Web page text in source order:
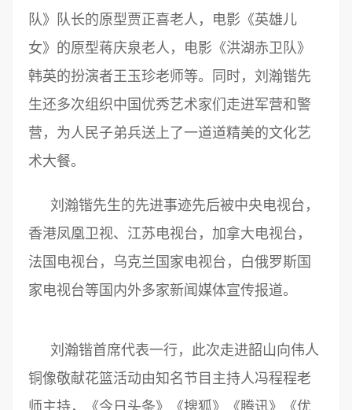
队》队长的原型贾正喜老人，电影《英雄儿
女》的原型蒋庆泉老人，电影《洪湖赤卫队》
韩英的扮演者王玉珍老师等。同时，刘瀚锴先
生还多次组织中国优秀艺术家们走进军营和警
营，为人民子弟兵送上了一道道精美的文化艺
术大餐。
刘瀚锴先生的先进事迹先后被中央电视台，
香港凤凰卫视、江苏电视台，加拿大电视台，
法国电视台，乌克兰国家电视台，白俄罗斯国
家电视台等国内外多家新闻媒体宣传报道。
刘瀚锴首席代表一行，此次走进韶山向伟人
铜像敬献花篮活动由知名节目主持人冯程程老
师主持，《今日头条》《搜狐》《腾讯》《优